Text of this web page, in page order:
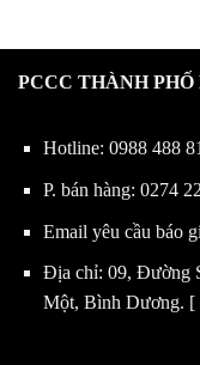
PCCC THÀNH PHỐ
Hotline: 0988 488
P. bán hàng: 0274
Email yêu cầu báo
Địa chỉ: 09, Đường
Một, Bình Dương. [